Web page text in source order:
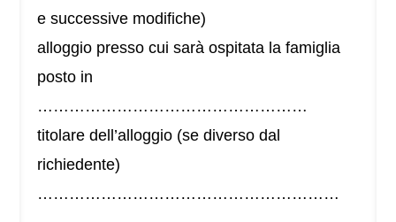
e successive modifiche)
alloggio presso cui sarà ospitata la famiglia
posto in
……………………………………………
titolare dell’alloggio (se diverso dal
richiedente)
…………………………………………………